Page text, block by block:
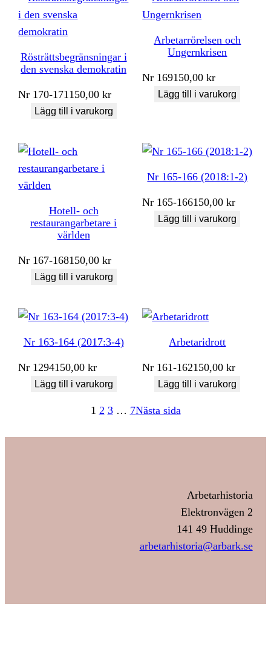
Rösträttsbegränsningar i
den svenska demokratin
Nr 170-171150,00kr
Lägg till i varukorg
Arbetarrörelsen och
Ungernkrisen
Nr 169150,00kr
Lägg till i varukorg
Hotell- och
restaurangarbetare i
världen
Nr 167-168150,00kr
Lägg till i varukorg
Nr 165-166 (2018:1-2)
Nr 165-166150,00kr
Lägg till i varukorg
Nr 163-164 (2017:3-4)
Nr 1294150,00kr
Lägg till i varukorg
Arbetaridrott
Nr 161-162150,00kr
Lägg till i varukorg
1 2 3 … 7Nästa sida
Arbetarhistoria
Elektronvägen 2
141 49 Huddinge
arbetarhistoria@arbark.se